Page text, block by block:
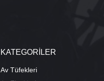
KATEGORİLER
Av Tüfekleri